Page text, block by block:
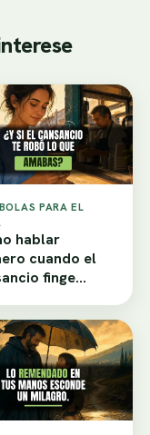
PARA EL
hablar
cuando el
finge